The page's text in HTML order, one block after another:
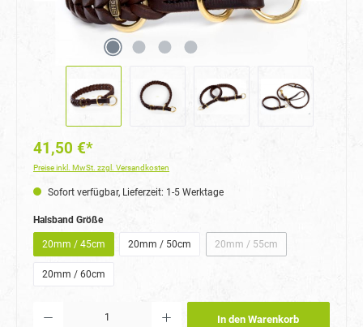
41,50 €*
Preise inkl. MwSt. zzgl. Versandkosten
Sofort verfügbar, Lieferzeit: 1-5 Werktage
Halsband Größeauswählen
20mm / 45cm 20mm / 50cm 20mm / 55cm(Diese Option ist zurzeit
20mm / 60cm
Produkt Anzahl: Gib den gewünschten Wert ein oder benutze die Schaltflächen um die
In den Warenkorb